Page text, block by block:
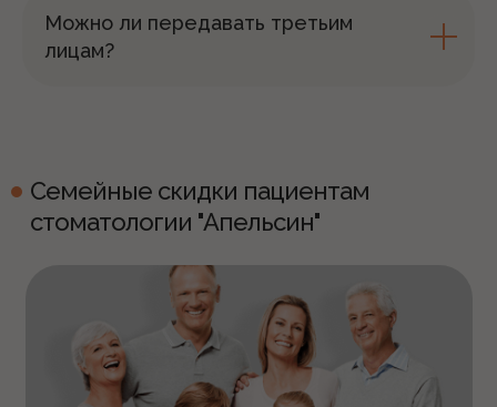
Можно ли передавать третьим
лицам?
Семейные скидки пациентам
стоматологии "Апельсин"